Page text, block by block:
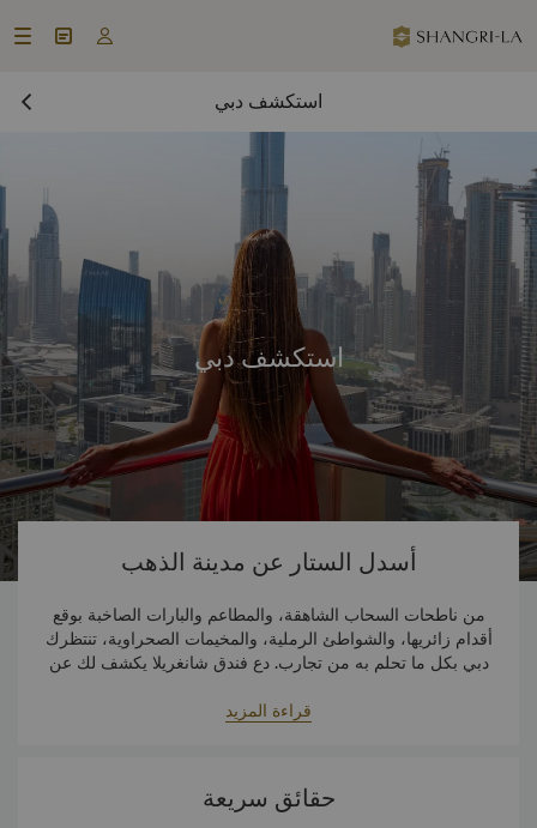



استكشف دبي
استكشف دبي
أسدل الستار عن مدينة الذهب
من ناطحات السحاب الشاهقة، والمطاعم والبارات الصاخبة بوقع
أقدام زائريها، والشواطئ الرملية، والمخيمات الصحراوية، تنتظرك
دبي بكل ما تحلم به من تجارب. دع فندق شانغريلا يكشف لك عن
الإنجازات التي حطمت الرقم القياسي، وبعض المفاجآت التي تكتمل
قراءة المزيد
حقائق سريعة